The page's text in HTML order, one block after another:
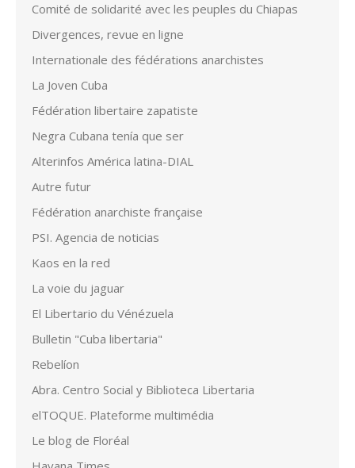
Comité de solidarité avec les peuples du Chiapas
Divergences, revue en ligne
Internationale des fédérations anarchistes
La Joven Cuba
Fédération libertaire zapatiste
Negra Cubana tenía que ser
Alterinfos América latina-DIAL
Autre futur
Fédération anarchiste française
PSI. Agencia de noticias
Kaos en la red
La voie du jaguar
El Libertario du Vénézuela
Bulletin "Cuba libertaria"
Rebelíon
Abra. Centro Social y Biblioteca Libertaria
elTOQUE. Plateforme multimédia
Le blog de Floréal